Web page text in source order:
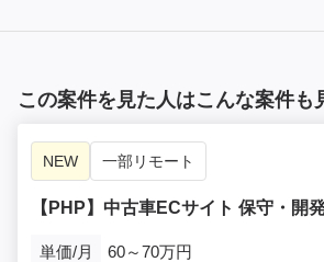
この案件を見た人はこんな案件も
NEW 一部リモート
【PHP】中古車ECサイト 保守・開
単価/月
60～70万円